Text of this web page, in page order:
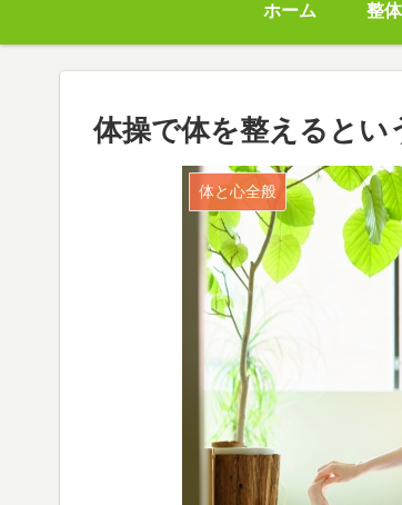
ホーム 整
体操で体を整えるとい
体と心全般